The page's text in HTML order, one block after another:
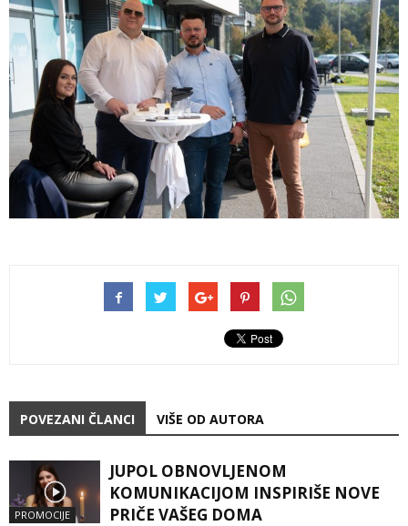
POVEZANI ČLANCI VIŠE OD AUTORA
PROMOCIJE
JUPOL OBNOVLJENOM
KOMUNIKACIJOM INSPIRIŠE NOVE
PRIČE VAŠEG DOMA